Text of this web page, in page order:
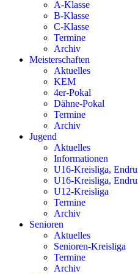
A-Klasse
B-Klasse
C-Klasse
Termine
Archiv
Meisterschaften
Aktuelles
KEM
4er-Pokal
Dähne-Pokal
Termine
Archiv
Jugend
Aktuelles
Informationen
U16-Kreisliga,
U16-Kreisliga,
U12-Kreisliga
Termine
Archiv
Senioren
Aktuelles
Senioren-Kreisliga
Termine
Archiv